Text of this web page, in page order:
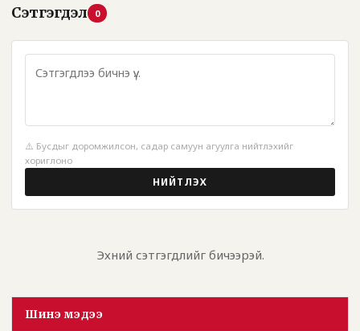
Сэтгэгдэл 0
⚠️ Бусдыг доромжилсон, садар самуун агуулга нийтлэхийг
хориглоно
НИЙТЛЭХ
Эхний сэтгэгдлийг бичээрэй.
Шинэ мэдээ